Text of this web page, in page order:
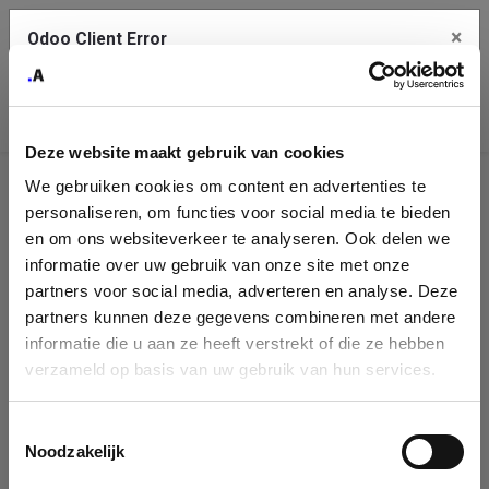
Deze website maakt gebruik van cookies
We gebruiken cookies om content en advertenties te
personaliseren, om functies voor social media te bieden
en om ons websiteverkeer te analyseren. Ook delen we
informatie over uw gebruik van onze site met onze
partners voor social media, adverteren en analyse. Deze
partners kunnen deze gegevens combineren met andere
informatie die u aan ze heeft verstrekt of die ze hebben
verzameld op basis van uw gebruik van hun services.
Noodzakelijk
Company
Identification
Please fill in your company details
You can search a company in our database by name, VAT or
enterprise ID. When a company is selected it will auto-complete the
form. If you don't find your company in our database, you can create
Odoo Client Error ×
service.
See details
Ok